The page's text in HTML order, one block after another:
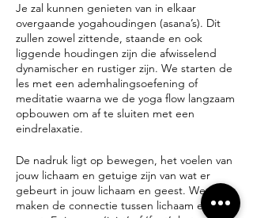
Je zal kunnen genieten van in elkaar
overgaande yogahoudingen (asana’s). Dit
zullen zowel zittende, staande en ook
liggende houdingen zijn die afwisselend
dynamischer en rustiger zijn. We starten de
les met een ademhalingsoefening of
meditatie waarna we de yoga flow langzaam
opbouwen om af te sluiten met een
eindrelaxatie.
De nadruk ligt op bewegen, het voelen van
jouw lichaam en getuige zijn van wat er
gebeurt in jouw lichaam en geest. We
maken de connectie tussen lichaam en